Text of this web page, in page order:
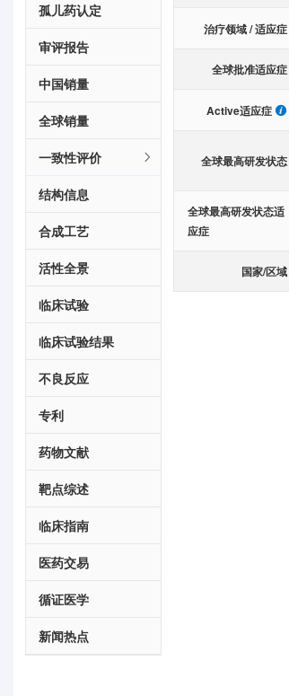
孤儿药认定
审评报告
中国销量
全球销量
一致性评价
结构信息
合成工艺
活性全景
临床试验
临床试验结果
不良反应
专利
药物文献
靶点综述
临床指南
医药交易
循证医学
新闻热点
治疗领域 / 适应症
全球批准适应症
Active适应症
全球最高研发状态
全球最高研发状态适
应症
国家/区域